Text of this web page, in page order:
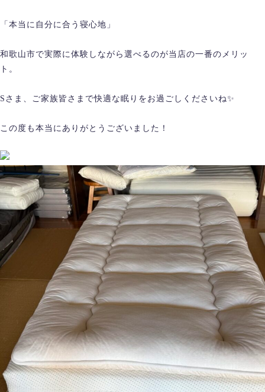
「本当に自分に合う寝心地」
和歌山市で実際に体験しながら選べるのが当店の一番のメリッ
ト。
Sさま、ご家族皆さまで快適な眠りをお過ごしくださいね✨
この度も本当にありがとうございました！